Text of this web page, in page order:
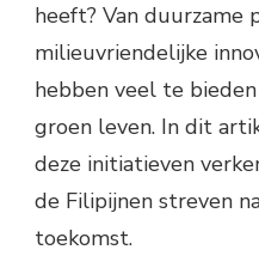
heeft? Van duurzame
milieuvriendelijke
hebben veel te
groen leven. In dit
deze initiatieven
de Filipijnen streven
toekomst.